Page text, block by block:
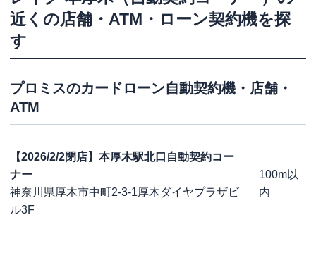
近くの店舗・ATM・ローン契約機を探
す
プロミスのカードローン自動契約機・店舗・
ATM
【2026/2/2閉店】本厚木駅北口自動契約コー
ナー
神奈川県厚木市中町2-3-1厚木ダイヤプラザビ
ル3F
100m以
内